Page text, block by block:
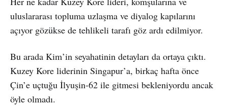
uluslararası topluma uzlaşma ve diyalog kapılarını
açıyor gözükse de tehlikeli tarafı göz ardı edilmiyor.
Bu arada Kim’in seyahatinin detayları da ortaya çıktı.
Kuzey Kore liderinin Singapur’a, birkaç hafta önce
Çin’e uçtuğu İlyuşin-62 ile gitmesi bekleniyordu ancak
öyle olmadı.